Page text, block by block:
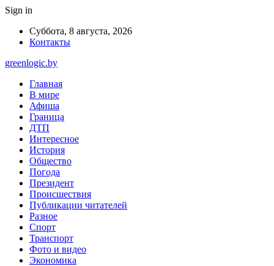
Sign in
Суббота, 8 августа, 2026
Контакты
greenlogic.by
Главная
В мире
Афиша
Граница
ДТП
Интересное
История
Общество
Погода
Президент
Происшествия
Публикации читателей
Разное
Спорт
Транспорт
Фото и видео
Экономика